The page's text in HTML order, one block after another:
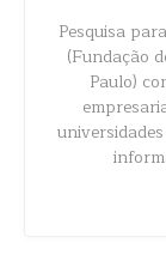
Pesquisa
(Fundação
Paulo)